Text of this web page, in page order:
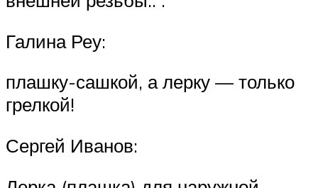
Галина Реу:
плашку-сашкой, а лерку — только
грелкой!
Сергей Иванов: